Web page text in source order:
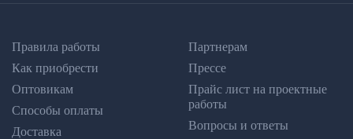
Правила работы
Как приобрести
Оптовикам
Способы оплаты
Доставка
Партнерам
Прессе
Прайс лист на проектные
работы
Вопросы и ответы